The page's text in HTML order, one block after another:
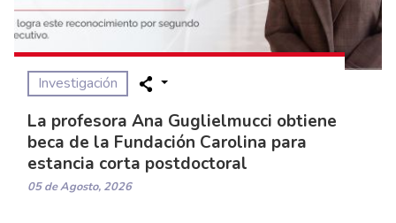
Investigación
La profesora Ana Guglielmucci obtiene
beca de la Fundación Carolina para
estancia corta postdoctoral
05 de Agosto, 2026